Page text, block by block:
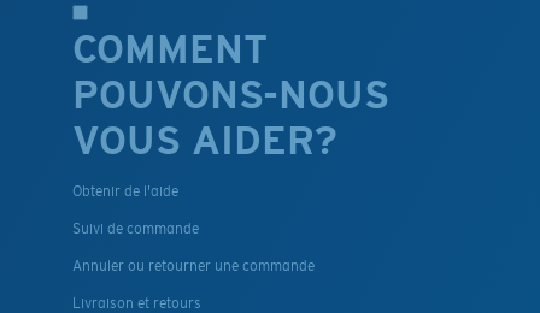
COMMENT
POUVONS-NOUS
VOUS AIDER?
Obtenir de l'aide
Suivi de commande
Annuler ou retourner une commande
Livraison et retours